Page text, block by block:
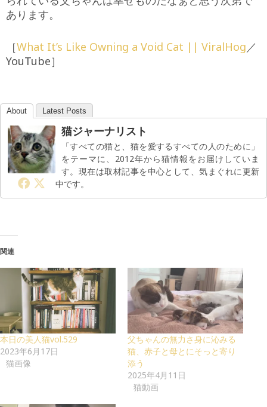
あります。
［What It’s Like Owning a Void Cat || ViralHog ／
YouTube］
About Latest Posts
猫ジャーナリスト
「すべての猫と、猫を愛するすべての人のために」
をテーマに、2012年から猫情報をお届けしていま
す。現在は取材記事を中心として、気まぐれに更新
中です。
関連
本日の美人猫vol.529
2023年6月17日
猫画像
父ちゃんの無力さ身に沁みる
猫、赤子と母とにそっと寄り
添う
2025年4月11日
猫動画